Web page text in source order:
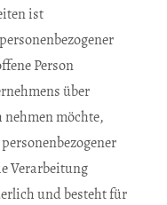
ist
Person
über
möchte,
Verarbeitung
und besteht für